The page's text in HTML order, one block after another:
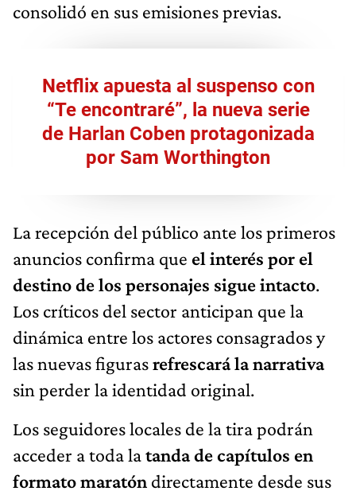
consolidó en sus emisiones previas.
Netflix apuesta al suspenso con
“Te encontraré”, la nueva serie
de Harlan Coben protagonizada
por Sam Worthington
La recepción del público ante los primeros
anuncios confirma que el interés por el
destino de los personajes sigue intacto.
Los críticos del sector anticipan que la
dinámica entre los actores consagrados y
las nuevas figurasrefrescará la narrativa
sin perder la identidad original.
Los seguidores locales de la tira podrán
acceder a toda latanda de capítulos en
formato maratón directamente desde sus